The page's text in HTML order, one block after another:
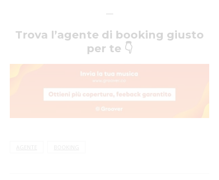
—
Trova l’agente di booking giusto
per te 👇
AGENTE